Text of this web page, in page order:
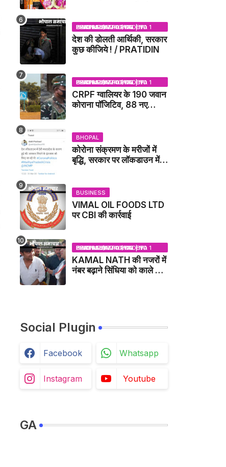
BHOPAL SAMACHAR | NO 1 HINDI NEWS PORTAL OF CENTRAL INDIA (MADHYA PRADESH)
देश की डोलती आर्थिकी, सरकार
कुछ कीजिये ! / PRATIDIN
BHOPAL SAMACHAR | NO 1 HINDI NEWS PORTAL OF CENTRAL INDIA (MADHYA PRADESH)
CRPF ग्वालियर के 190 जवान
कोराना पॉजिटिव, 88 नए
BHOPAL
कोरोना संक्रमण के मरीजों में
बृद्धि, सरकार पर लॉकडाउन में
BUSINESS
VIMAL OIL FOODS LTD
पर CBI की कार्रवाई
BHOPAL SAMACHAR | NO 1 HINDI NEWS PORTAL OF CENTRAL INDIA (MADHYA PRADESH)
KAMAL NATH की नजरों में
नंबर बढ़ाने सिंधिया को काले झंडे
Social Plugin
Facebook Whatsapp
Instagram Youtube
GA